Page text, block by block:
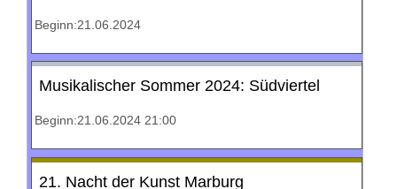
Beginn:21.06.2024
Musikalischer Sommer 2024: Südviertel
Beginn:21.06.2024 21:00
21. Nacht der Kunst Marburg